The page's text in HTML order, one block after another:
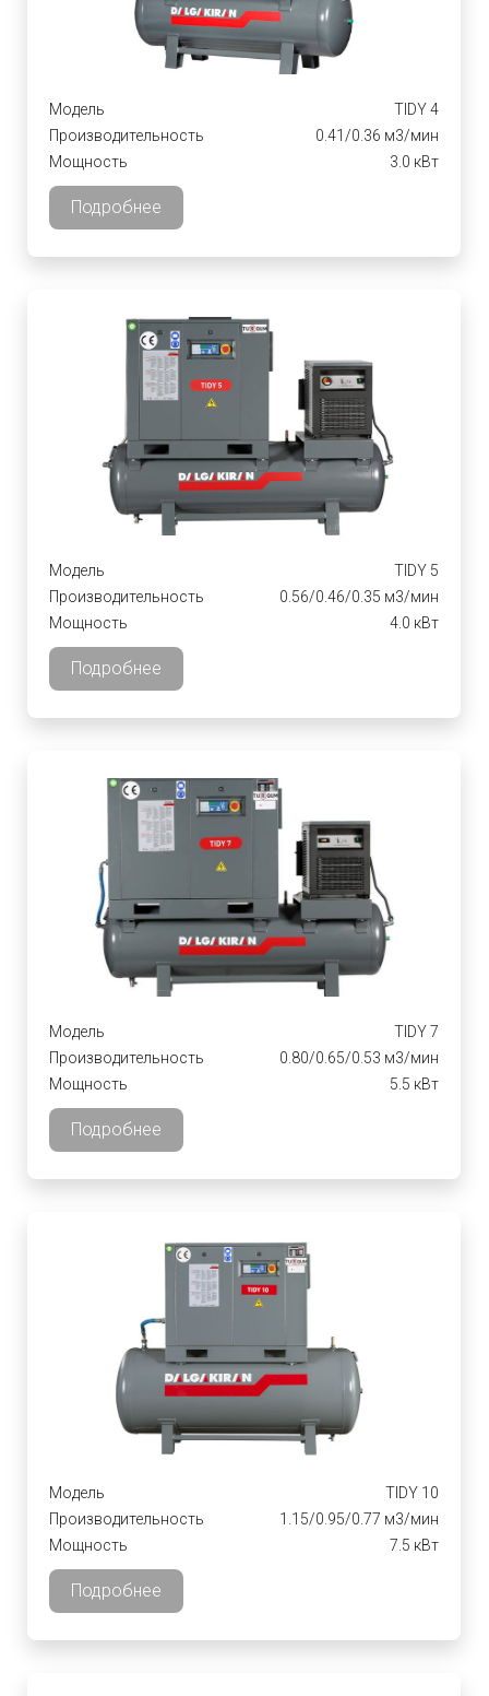
Модель
TIDY 4
Производительность
0.41/0.36 м3/мин
Мощность
3.0 кВт
Подробнее
Модель
TIDY 5
Производительность
0.56/0.46/0.35 м3/мин
Мощность
4.0 кВт
Подробнее
Модель
TIDY 7
Производительность
0.80/0.65/0.53 м3/мин
Мощность
5.5 кВт
Подробнее
Модель
TIDY 10
Производительность
1.15/0.95/0.77 м3/мин
Мощность
7.5 кВт
Подробнее